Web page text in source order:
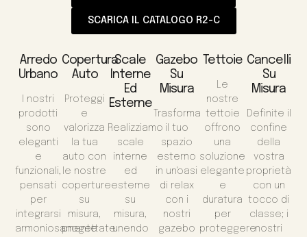
SCARICA IL CATALOGO R2-C
Arredo
Urbano
I nostri
prodotti
sono
eleganti
e
funzionali,
pensati
per
integrarsi
armoniosamente
Copertura
Auto
Proteggi
e
valorizza
la tua
auto con
le nostre
coperture
su
misura,
progettate
Scale
Interne
Ed
Esterne
Realizziamo
scale
interne
ed
esterne
su
misura,
unendo
Gazebo
Su
Misura
Trasforma
il tuo
spazio
esterno
in un'oasi
di relax
con i
nostri
gazebo
Tettoie
Le
nostre
tettoie
offrono
una
soluzione
elegante
e
duratura
per
proteggere
Cancelli
Su
Misura
Definite il
confine
della
vostra
proprietà
con un
tocco di
classe; i
nostri